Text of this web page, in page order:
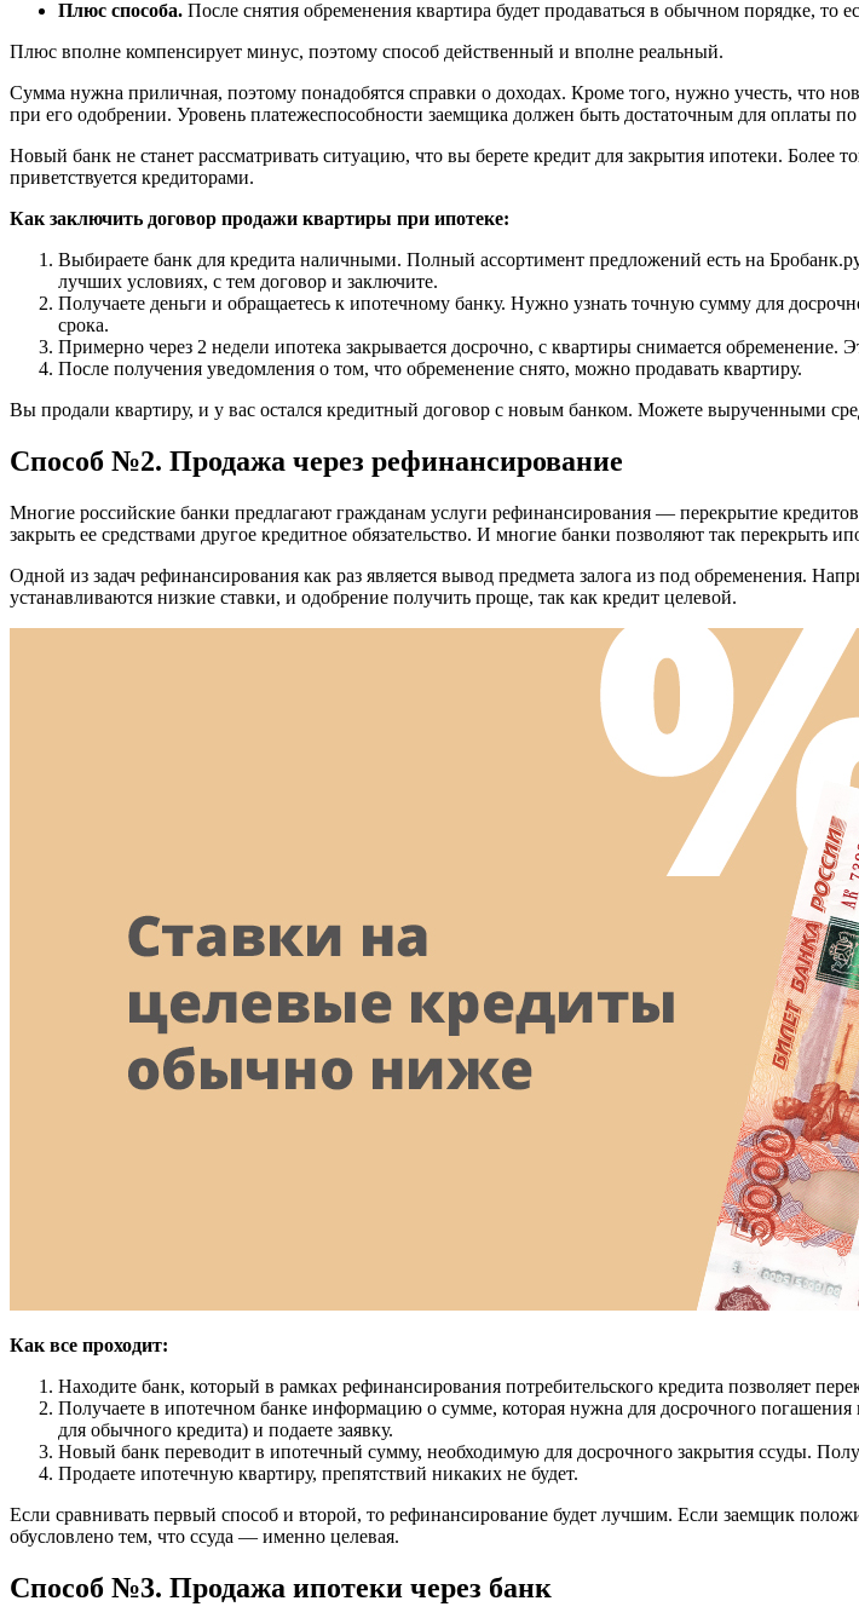
Плюс способа. После снятия обременения квартира будет продаваться в обычном порядке,
Плюс вполне компенсирует минус, поэтому способ действенный и вполне реальный.
Сумма нужна приличная, поэтому понадобятся справки о доходах. Кроме того, нужно учесть, что
при его одобрении. Уровень платежеспособности заемщика должен быть достаточным для оплаты
Новый банк не станет рассматривать ситуацию, что вы берете кредит для закрытия ипотеки. Более
приветствуется кредиторами.
Как заключить договор продажи квартиры при ипотеке:
Выбираете банк для кредита наличными. Полный ассортимент предложений есть на
лучших условиях, с тем договор и заключите.
Получаете деньги и обращаетесь к ипотечному банку. Нужно узнать точную сумму для
срока.
Примерно через 2 недели ипотека закрывается досрочно, с квартиры снимается обременение.
После получения уведомления о том, что обременение снято, можно продавать квартиру.
Вы продали квартиру, и у вас остался кредитный договор с новым банком. Можете вырученными
Способ №2. Продажа через рефинансирование
Многие российские банки предлагают гражданам услуги рефинансирования — перекрытие
закрыть ее средствами другое кредитное обязательство. И многие банки позволяют так перекрыть
Одной из задач рефинансирования как раз является вывод предмета залога из под обременения.
устанавливаются низкие ставки, и одобрение получить проще, так как кредит целевой.
Как все проходит:
Находите банк, который в рамках рефинансирования потребительского кредита позволяет
Получаете в ипотечном банке информацию о сумме, которая нужна для досрочного
для обычного кредита) и подаете заявку.
Новый банк переводит в ипотечный сумму, необходимую для досрочного закрытия ссуды.
Продаете ипотечную квартиру, препятствий никаких не будет.
Если сравнивать первый способ и второй, то рефинансирование будет лучшим. Если заемщик
обусловлено тем, что ссуда — именно целевая.
Способ №3. Продажа ипотеки через банк